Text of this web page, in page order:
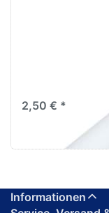
Moltopren fein
2,50 € *
Informationen